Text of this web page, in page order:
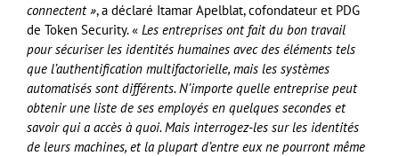
connectent », a déclaré Itamar Apelblat, cofondateur et PDG
de Token Security. « Les entreprises ont fait du bon travail
pour sécuriser les identités humaines avec des éléments tels
que l’authentification multifactorielle, mais les systèmes
automatisés sont différents. N’importe quelle entreprise peut
obtenir une liste de ses employés en quelques secondes et
savoir qui a accès à quoi. Mais interrogez-les sur les identités
de leurs machines, et la plupart d’entre eux ne pourront même